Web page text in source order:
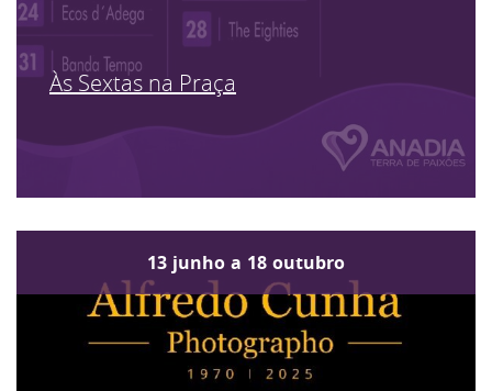
Às Sextas na Praça
13 junho a 18 outubro